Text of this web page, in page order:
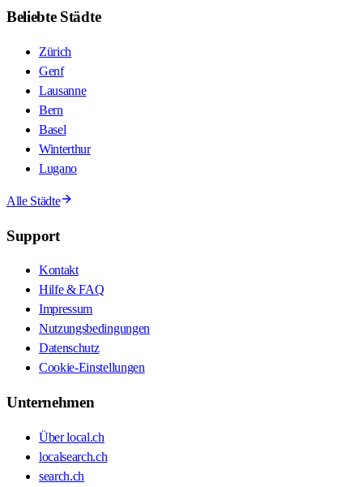
Beliebte Städte
Zürich
Genf
Lausanne
Bern
Basel
Winterthur
Lugano
Alle Städte
Support
Kontakt
Hilfe & FAQ
Impressum
Nutzungsbedingungen
Datenschutz
Cookie-Einstellungen
Unternehmen
Über local.ch
localsearch.ch
search.ch